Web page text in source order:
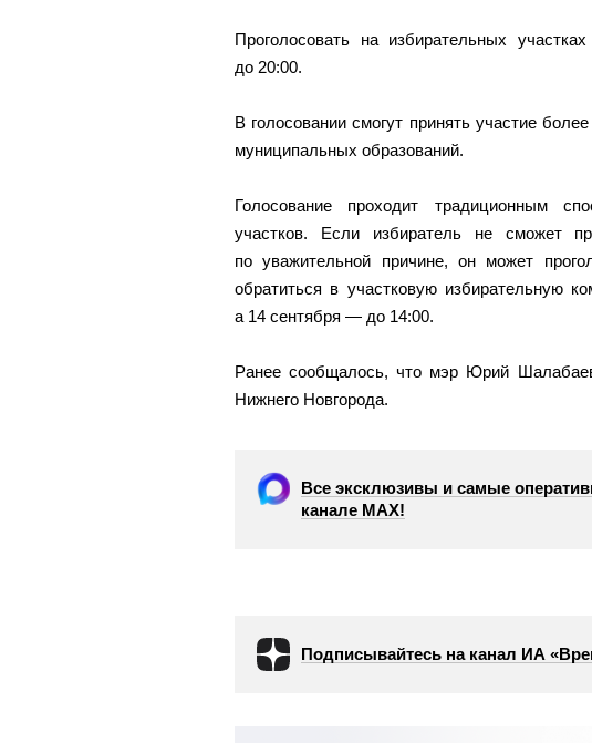
Проголосовать на избирательных
до 20:00.
В голосовании смогут принять участие
муниципальных образований.
Голосование проходит традиционным
участков. Если избиратель не сможет
по уважительной причине, он может
обратиться в участковую избирательную
а 14 сентября — до 14:00.
Ранее сообщалось, что мэр Юрий
Нижнего Новгорода.
Все эксклюзивы и самые
канале МАХ!
Подписывайтесь на канал ИА